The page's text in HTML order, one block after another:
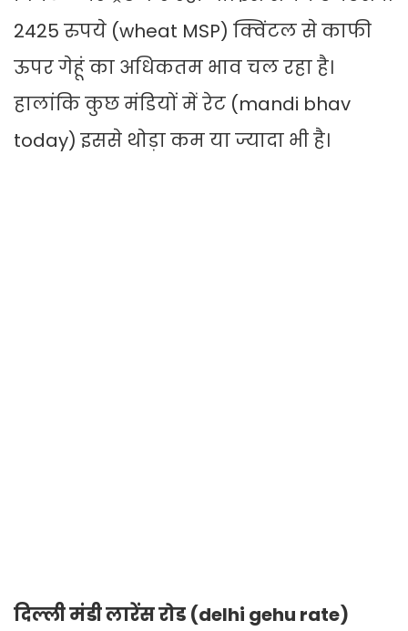
2425 रुपये (wheat MSP) क्विंटल से काफी
ऊपर गेहूं का अधिकतम भाव चल रहा है।
हालांकि कुछ मंडियों में रेट (mandi bhav
today) इससे थोड़ा कम या ज्यादा भी है।
दिल्ली मंडी लारेंस रोड (delhi gehu rate)